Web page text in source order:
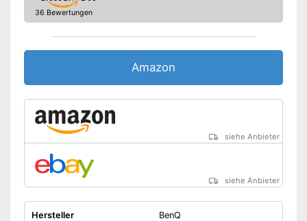
Gewicht
Vorteile
36 Bewertungen
Amazon
siehe Anbieter
siehe Anbieter
Hersteller BenQ